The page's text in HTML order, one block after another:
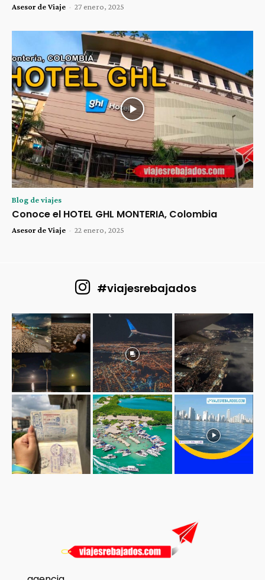
Asesor de Viaje - 27 enero, 2025
Blog de viajes
Conoce el HOTEL GHL MONTERIA, Colombia
Asesor de Viaje - 22 enero, 2025
#viajesrebajados